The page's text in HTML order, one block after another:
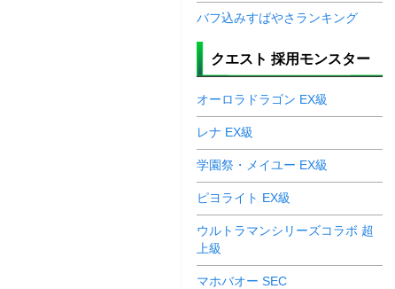
バフ込みすばやさランキング
クエスト 採用モンスター
オーロラドラゴン EX級
レナ EX級
学園祭・メイユー EX級
ピヨライト EX級
ウルトラマンシリーズコラボ 超
上級
マホバオー SEC